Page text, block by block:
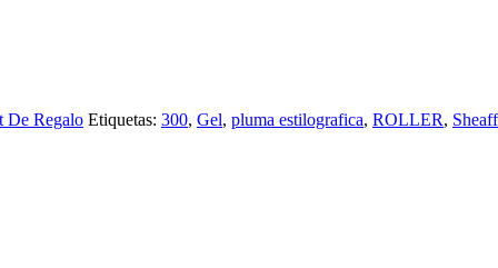
De Regalo Etiquetas: 300, Gel, pluma estilografica, ROLLER,